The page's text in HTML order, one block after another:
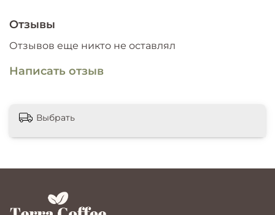
Отзывы
Отзывов еще никто не оставлял
Написать отзыв
Выбрать